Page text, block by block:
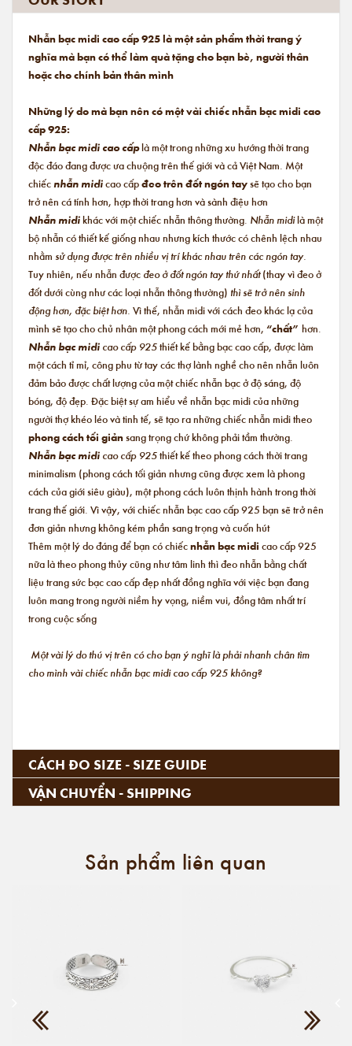
Nhẫn bạc midi cao cấp 925 là một sản phẩm thời trang ý
nghĩa mà bạn có thể làm quà tặng cho bạn bè, người thân
hoặc cho chính bản thân mình
Những lý do mà bạn nên có một vài chiếc nhẫn bạc midi cao
cấp 925:
Nhẫn bạc midi cao cấplà một trong những xu hướng thời trang
độc đáo đang được ưa chuộng trên thế giới và cả Việt Nam. Một
chiếcnhẫn midicao cấpđeo trên đốt ngón taysẽ tạo cho bạn
trở nên cá tính hơn, hợp thời trang hơn và sành điệu hơn
Nhẫn midikhác với một chiếc nhẫn thông thường. Nhẫn midilà một
bộ nhẫn có thiết kế giống nhau nhưng kích thước có chênh lệch nhau
nhằm sử dụng được trên nhiều vị trí khác nhau trên các ngón tay.
Tuy nhiên, nếu nhẫn được đeo ở đốt ngón tay thứ nhất(thay vì đeo ở
đốt dưới cùng như các loại nhẫn thông thường) thì sẽ trở nên sinh
động hơn, đặc biệt hơn. Vì thế, nhẫn midi với cách đeo khác lạ của
mình sẽ tạo cho chủ nhân một phong cách mới mẻ hơn, “chất” hơn.
Nhẫn bạc midi cao cấp 925thiết kế bằng bạc cao cấp, được làm
một cách tỉ mỉ, công phu từ tay các thợ lành nghề cho nên nhẫn luôn
đảm bảo được chất lượng của một chiếc nhẫn bạc ở độ sáng, độ
bóng, độ đẹp. Đặc biệt sự am hiểu về nhẫn bạc midi của những
người thợ khéo léo và tinh tế, sẽ tạo ra những chiếc nhẫn midi theo
phong cách tối giảnsang trọng chứ không phải tầm thường.
Nhẫn bạc midi cao cấp 925thiết kế theo phong cách thời trang
minimalism (phong cách tối giản nhưng cũng được xem là phong
cách của giới siêu giàu), một phong cách luôn thịnh hành trong thời
trang thế giới. Vì vậy, với chiếc nhẫn bạc cao cấp 925 bạn sẽ trở nên
đơn giản nhưng không kém phần sang trọng và cuốn hút
Thêm một lý do đáng để bạn có chiếcnhẫn bạc midi cao cấp 925
nữa là theo phong thủy cũng như tâm linh thì đeo nhẫn bằng chất
liệu trang sức bạc cao cấp đẹp nhất đồng nghĩa với việc bạn đang
luôn mang trong người niềm hy vọng, niềm vui, đồng tâm nhất trí
trong cuộc sống
Một vài lý do thú vị trên có cho bạn ý nghĩ là phải nhanh chân tìm
cho mình vài chiếc nhẫn bạc midi cao cấp 925 không?
CÁCH ĐO SIZE - SIZE GUIDE
VẬN CHUYỂN - SHIPPING
Sản phẩm liên quan